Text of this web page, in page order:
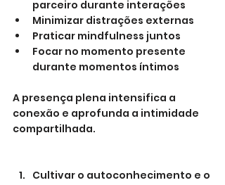
parceiro durante interações
Minimizar distrações externas
Praticar mindfulness juntos
Focar no momento presente
durante momentos íntimos
A presença plena intensifica a
conexão e aprofunda a intimidade
compartilhada.
Cultivar o autoconhecimento e o